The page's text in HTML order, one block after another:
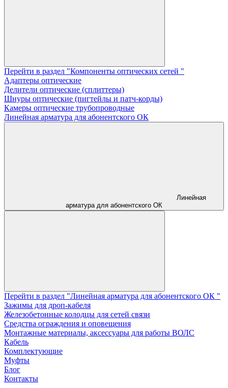
Перейти в раздел "Компоненты оптических сетей "
Адаптеры оптические
Делители оптические (сплиттеры)
Шнуры оптические (пигтейлы и патч-корды)
Камеры оптические трубопроводные
Линейная арматура для абонентского ОК
Линейная
арматура для абонентского ОК
Перейти в раздел "Линейная арматура для абонентского ОК "
Зажимы для дроп-кабеля
Железобетонные колодцы для сетей связи
Средства ограждения и оповещения
Монтажные материалы, аксессуары для работы ВОЛС
Кабель
Комплектующие
Муфты
Блог
Контакты